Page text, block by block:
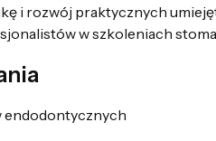
i rozwój praktycznych
w szkoleniach
endodontycznych